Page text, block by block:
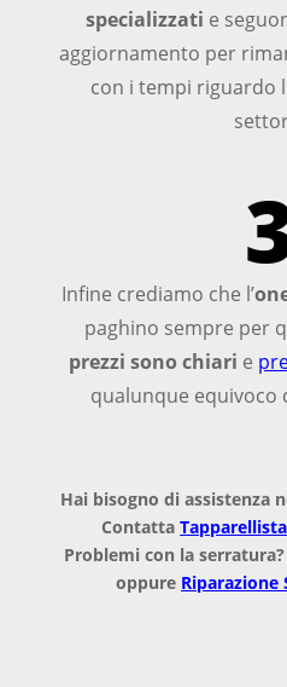
specializzati e
aggiornamento per
con i tempi riguardo
Infine crediamo che l’
paghino sempre per
prezzi sono chiari e
qualunque equivoco
Hai bisogno di assistenza
Contatta
Problemi con la
oppure Riparazione